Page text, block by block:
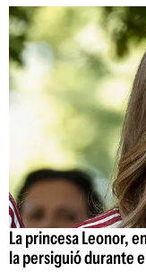
La princesa Leonor,
la persiguió durante